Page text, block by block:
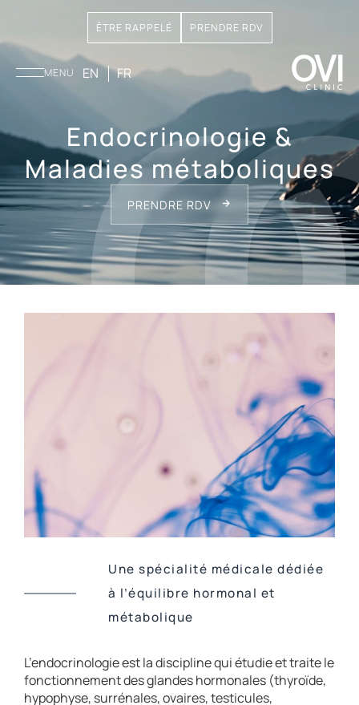
MENU EN FR
ÊTRE RAPPELÉ PRENDRE RDV
Endocrinologie &
Maladies métaboliques
PRENDRE RDV
Une spécialité médicale dédiée
à l’équilibre hormonal et
métabolique
L’endocrinologie est la discipline qui étudie et traite le
fonctionnement des glandes hormonales (thyroïde,
hypophyse, surrénales, ovaires, testicules,